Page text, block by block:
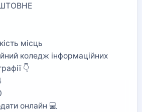
місць
коледж інформаційних
👇
онлайн 💻